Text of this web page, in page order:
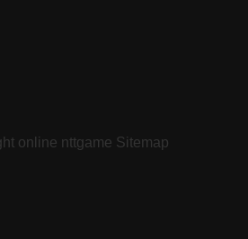
online nttgame Sitemap